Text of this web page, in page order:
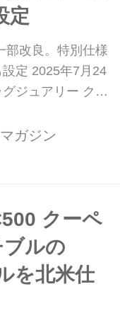
定
部改良。特別仕様
定 2025年7月24
ジュアリー クー
月4日から発売す
特別仕様車の
台を抽選販
ガジン
クーペ
ルの
を北米仕